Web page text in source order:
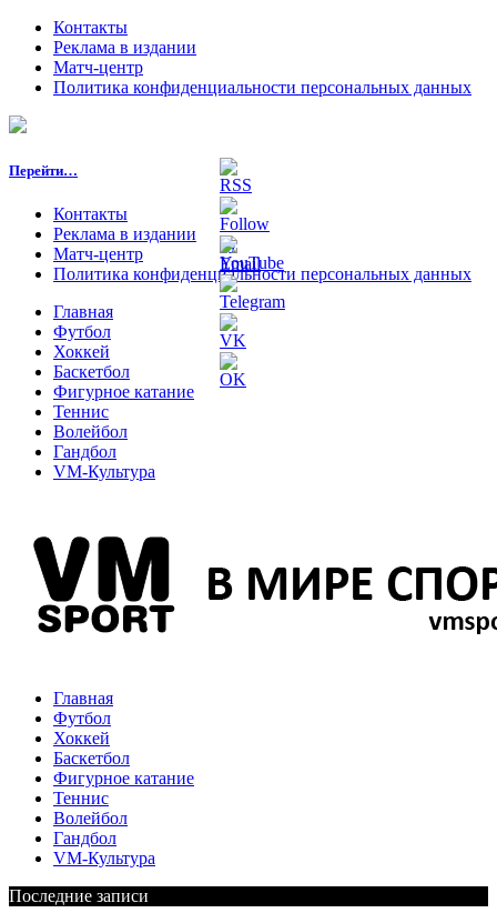
Контакты
Реклама в издании
Матч-центр
Политика конфиденциальности персональных данных
Перейти…
Контакты
Реклама в издании
Матч-центр
Политика конфиденциальности персональных данных
Главная
Футбол
Хоккей
Баскетбол
Фигурное катание
Теннис
Волейбол
Гандбол
VM-Культура
Главная
Футбол
Хоккей
Баскетбол
Фигурное катание
Теннис
Волейбол
Гандбол
VM-Культура
Последние записи